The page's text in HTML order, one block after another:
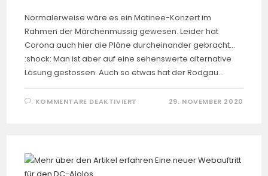
Normalerweise wäre es ein Matinee-Konzert im
Rahmen der Märchenmussig gewesen. Leider hat
Corona auch hier die Pläne durcheinander gebracht...
:shock: Man ist aber auf eine sehenswerte alternative
Lösung gestossen. Auch so etwas hat der Rodgau…
KOMMENTARE DEAKTIVIERT
BIETEN
29. NOVEMBER 2020